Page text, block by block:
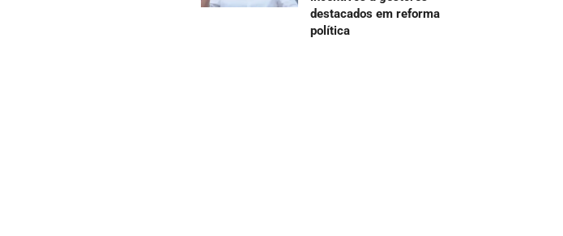
destacados em reforma
política